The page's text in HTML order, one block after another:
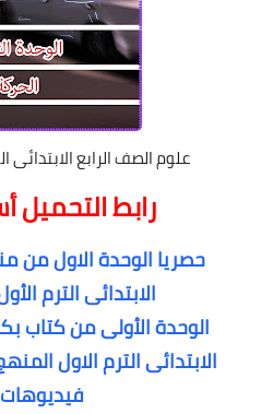
علوم الصف الرابع الابتدائى
رابط التحميل
حصريا الوحدة الاول من
الابتدائى الترم
الوحدة الأولى من كتاب
الابتدائى الترم الاول